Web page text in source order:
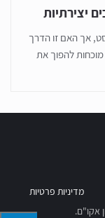
אך האם זו הדרך
להפוך את
מדיניות פרטיות